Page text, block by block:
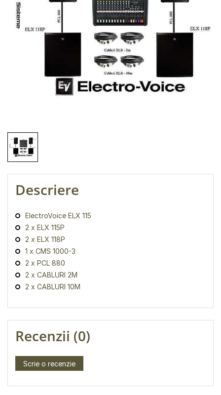
Descriere
ElectroVoice ELX 115
2 x ELX 115P
2 x ELX 118P
1 x CMS 1000-3
2 x PCL 880
2 x CABLURI 2M
2 x CABLURI 10M
Recenzii (0)
Scrie o recenzie